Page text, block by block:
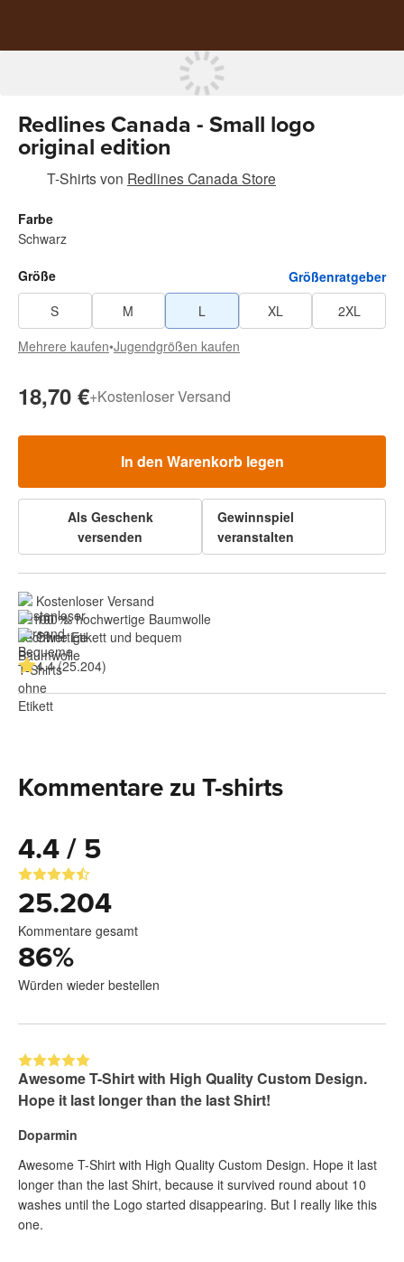
Redlines Canada - Small logo
original edition
T-Shirtsvon Redlines Canada Store
Farbe
Schwarz
Größe
Größenratgeber
S
M L XL
2XL
Mehrere kaufen•Jugendgrößen kaufen
18,70 €+Kostenloser Versand
In den Warenkorb legen
Als Geschenk
versenden
Gewinnspiel
veranstalten
Kostenloser Versand
100 % hochwertige Baumwolle
Ohne Etikett und bequem
4.4 (25.204)
Kommentare zu T-shirts
4.4 / 5
25.204
Kommentare gesamt
86%
Würden wieder bestellen
Awesome T-Shirt with High Quality Custom Design.
Hope it last longer than the last Shirt!
Doparmin
Awesome T-Shirt with High Quality Custom Design. Hope it last
longer than the last Shirt, because it survived round about 10
washes until the Logo started disappearing. But I really like this
one.